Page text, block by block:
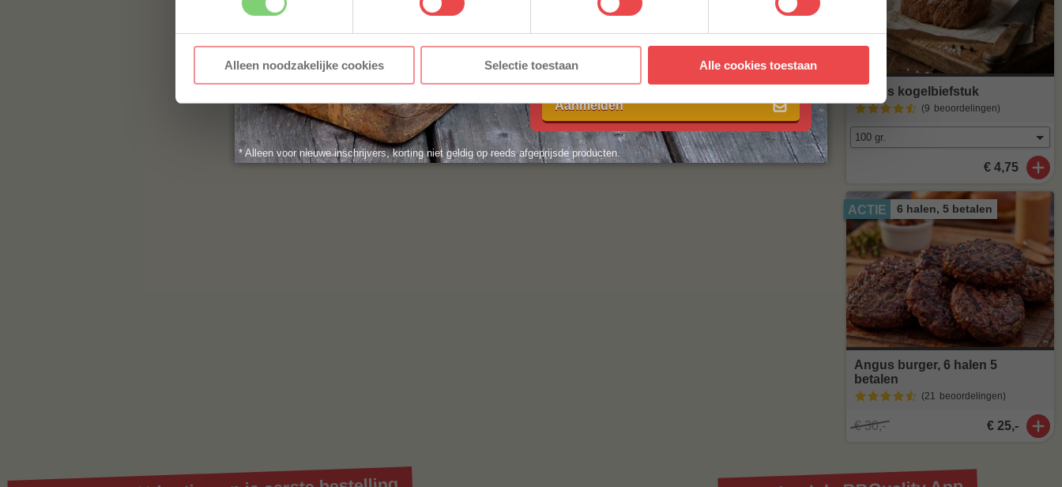
Alleen noodzakelijke cookies Selectie toestaan Alle cookies toestaan
Angus kogelbiefstuk
(9 beoordelingen)
€ 4,75
ACTIE 6 halen, 5 betalen
Angus burger, 6 halen 5
betalen
(21 beoordelingen)
€ 30,- € 25,-
voorwaarden.
Aanmelden
* Alleen voor nieuwe inschrijvers, korting niet geldig op reeds afgeprijsde producten.